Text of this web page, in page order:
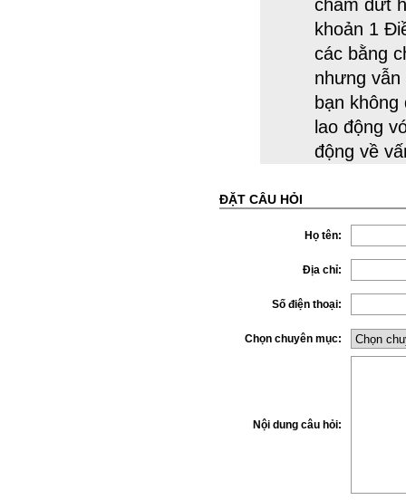
chấm dứt
khoản 1
các bằng
nhưng vẫn
bạn
lao động
động về
ĐẶT CÂU HỎI
Họ tên:
Địa chỉ:
Số điện thoại:
Chọn chuyên mục:
Nội dung câu hỏi: